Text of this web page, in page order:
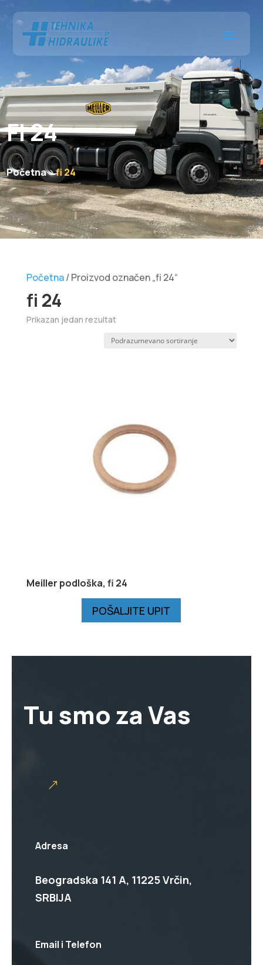
FI 24
Početna fi 24
Početna/ Proizvod označen „fi 24“
fi 24
Prikazan jedan rezultat
Meiller podloška, fi 24
POŠALJITE UPIT
Tu smo za Vas
Adresa
Beogradska 141 A, 11225 Vrčin,
SRBIJA
Email i Telefon